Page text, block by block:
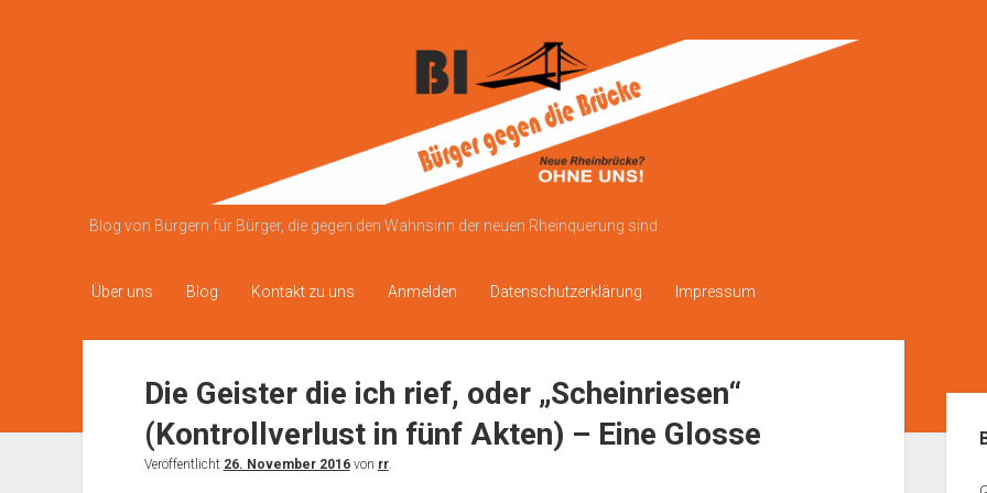
Blog von Bürgern für Bürger, die gegen den Wahnsinn der neuen Rheinquerung sind
Über uns Blog Kontakt zu uns Anmelden Datenschutzerklärung Impressum
Die Geister die ich rief, oder „Scheinriesen“
(Kontrollverlust in fünf Akten) – Eine Glosse
Veröffentlicht 26. November 2016von rr.